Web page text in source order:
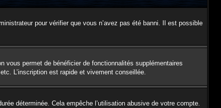
pour vérifier que vous n’avez pas été banni. Il est possible
vous permet de bénéficier de fonctionnalités supplémentaires
L’inscription est rapide et vivement conseillée.
déterminée. Cela empêche l’utilisation abusive de votre compte.